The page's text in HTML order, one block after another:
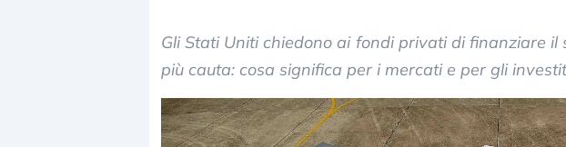
Gli Stati Uniti chiedono ai fondi privati di finanziare il
più cauta: cosa significa per i mercati e per gli